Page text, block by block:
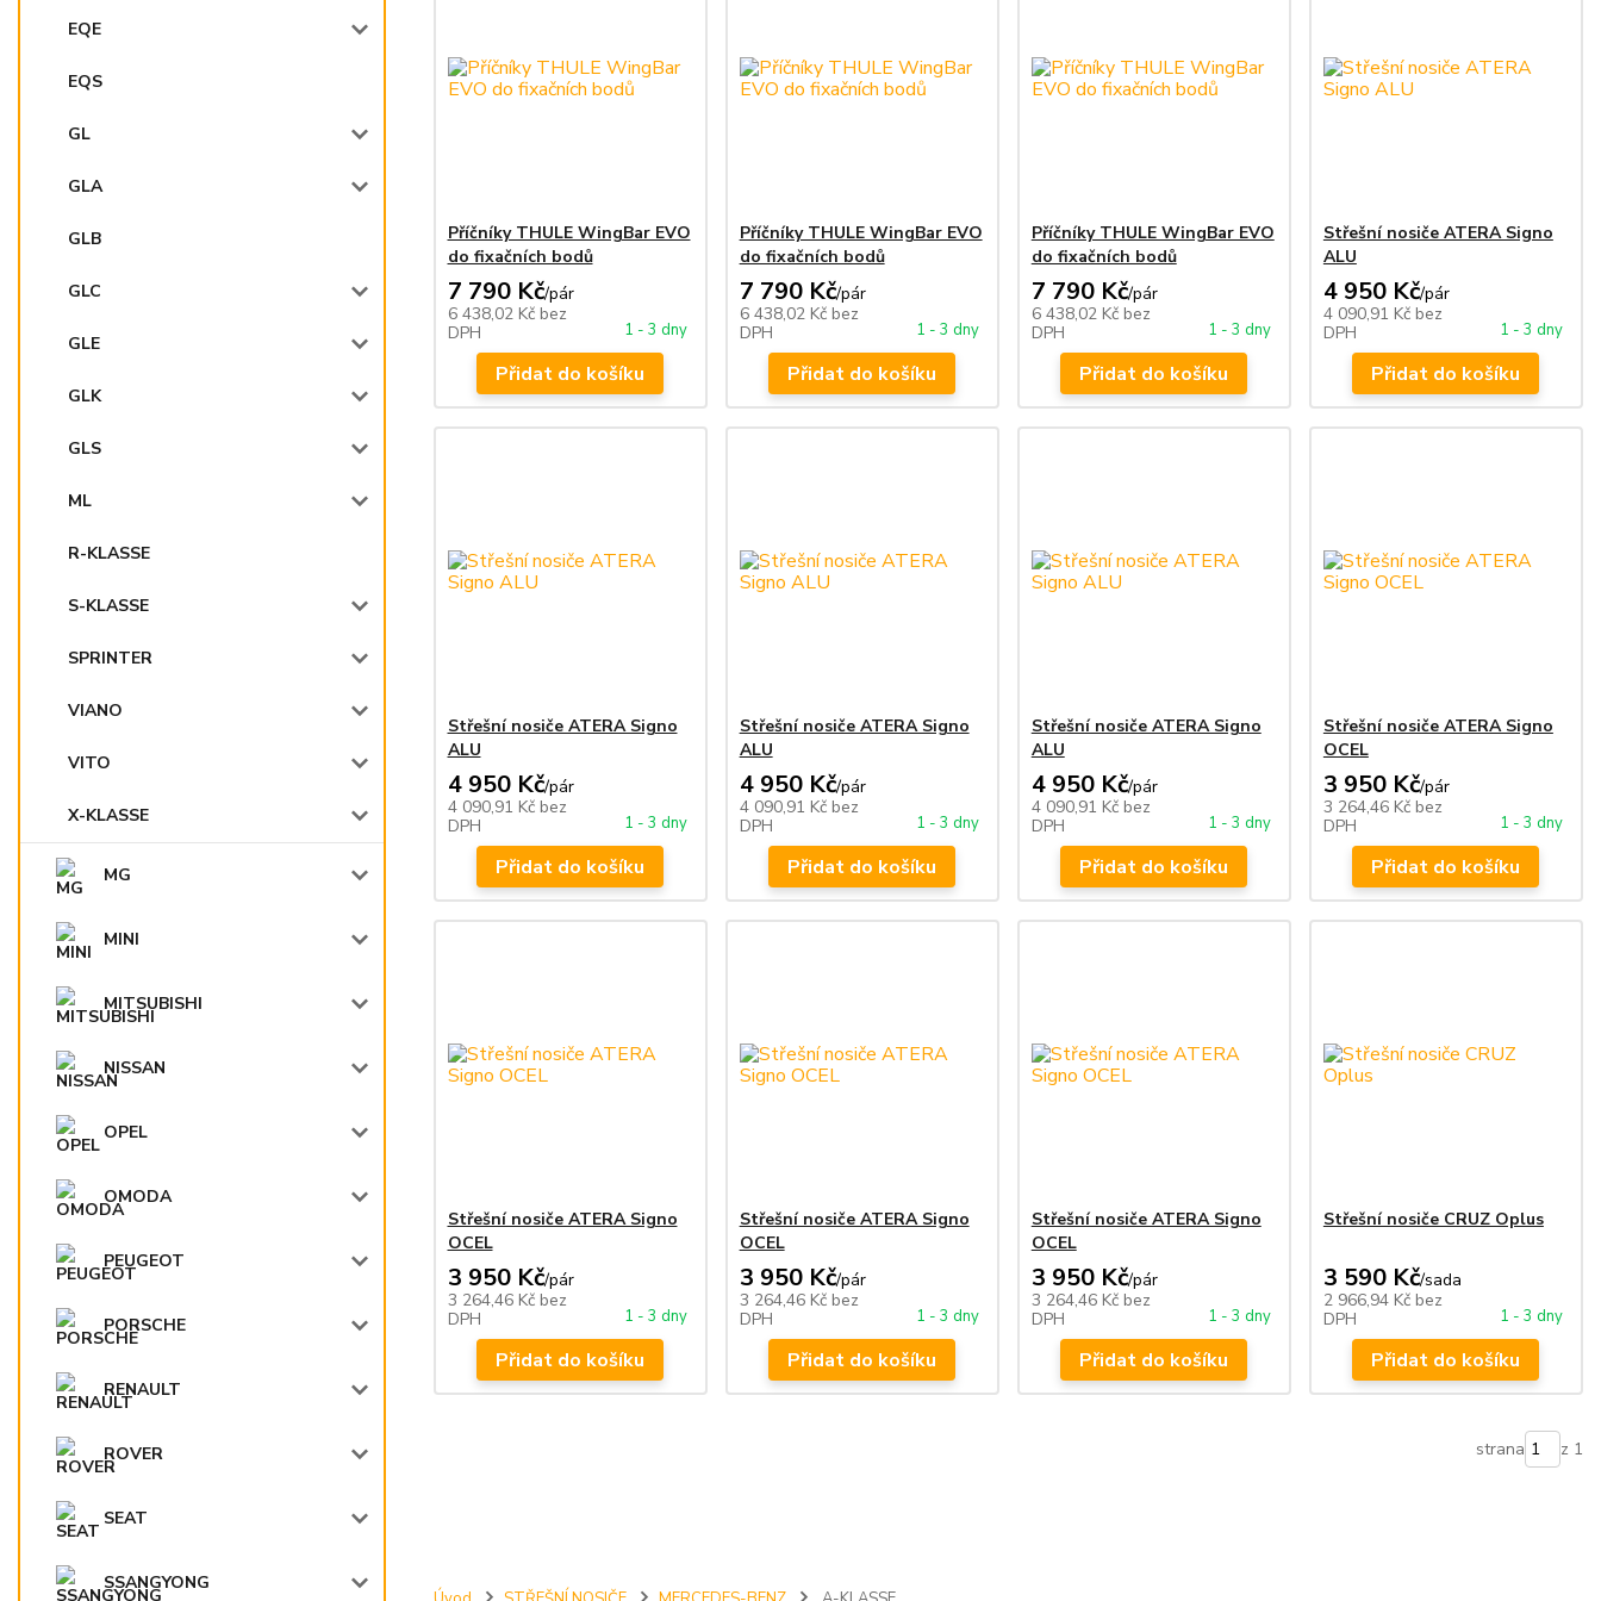
EQE
EQS
GL
GLA
GLB
GLC
GLE
GLK
GLS
ML
R-KLASSE
S-KLASSE
SPRINTER
VIANO
VITO
X-KLASSE
MG
MINI
MITSUBISHI
NISSAN
OPEL
OMODA
PEUGEOT
PORSCHE
RENAULT
ROVER
SEAT
SSANGYONG
Příčníky THULE WingBar EVO
do fixačních bodů
7 790 Kč/pár
6 438,02 Kč bez
DPH
1 - 3 dny
Přidat do košíku
Příčníky THULE WingBar EVO
do fixačních bodů
7 790 Kč/pár
6 438,02 Kč bez
DPH
1 - 3 dny
Přidat do košíku
Příčníky THULE WingBar EVO
do fixačních bodů
7 790 Kč/pár
6 438,02 Kč bez
DPH
1 - 3 dny
Přidat do košíku
Střešní nosiče ATERA Signo
ALU
4 950 Kč/pár
4 090,91 Kč bez
DPH
1 - 3 dny
Přidat do košíku
Střešní nosiče ATERA Signo
ALU
4 950 Kč/pár
4 090,91 Kč bez
DPH
1 - 3 dny
Přidat do košíku
Střešní nosiče ATERA Signo
ALU
4 950 Kč/pár
4 090,91 Kč bez
DPH
1 - 3 dny
Přidat do košíku
Střešní nosiče ATERA Signo
ALU
4 950 Kč/pár
4 090,91 Kč bez
DPH
1 - 3 dny
Přidat do košíku
Střešní nosiče ATERA Signo
OCEL
3 950 Kč/pár
3 264,46 Kč bez
DPH
1 - 3 dny
Přidat do košíku
Střešní nosiče ATERA Signo
OCEL
3 950 Kč/pár
3 264,46 Kč bez
DPH
1 - 3 dny
Přidat do košíku
Střešní nosiče ATERA Signo
OCEL
3 950 Kč/pár
3 264,46 Kč bez
DPH
1 - 3 dny
Přidat do košíku
Střešní nosiče ATERA Signo
OCEL
3 950 Kč/pár
3 264,46 Kč bez
DPH
1 - 3 dny
Přidat do košíku
Střešní nosiče CRUZ Oplus
3 590 Kč/sada
2 966,94 Kč bez
DPH
1 - 3 dny
Přidat do košíku
strana z 1